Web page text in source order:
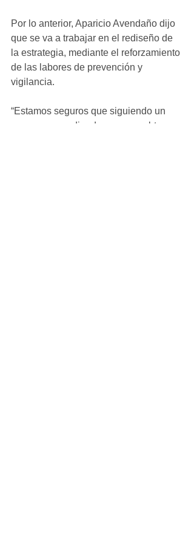
Por lo anterior, Aparicio Avendaño dijo
que se va a trabajar en el rediseño de
la estrategia, mediante el reforzamiento
de las labores de prevención y
vigilancia.
“Estamos seguros que siguiendo un
esquema coordinado vamos a obtener